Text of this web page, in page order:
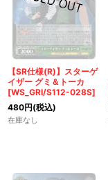
【SR仕様(R)】スターゲ
イザー グミ＆トーカ
[WS_GRI/S112-028S]
480円(税込)
在庫なし